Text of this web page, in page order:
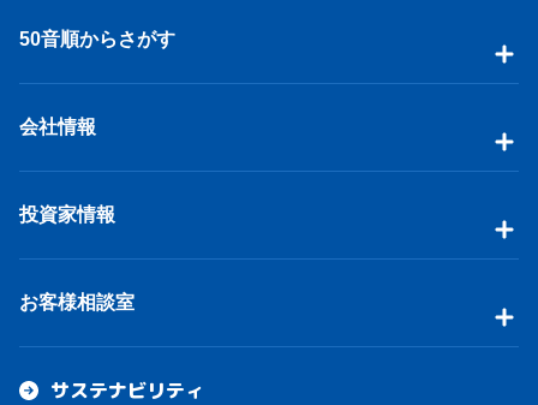
50音順からさがす
会社情報
投資家情報
お客様相談室
サステナビリティ